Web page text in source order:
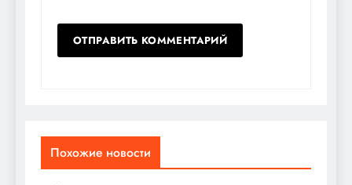
Похожие новости